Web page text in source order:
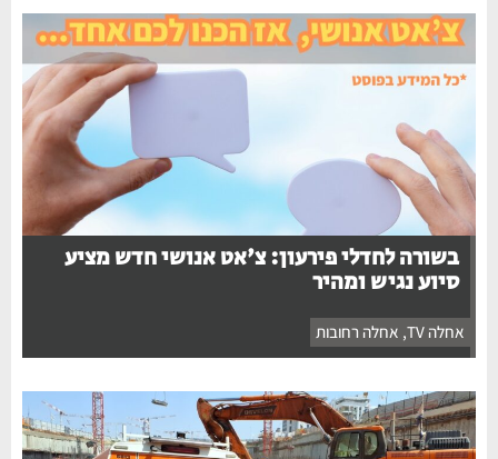
בשורה לחדלי פירעון: צ'אט אנושי חדש מציע
סיוע נגיש ומהיר
אחלה TV , אחלה רחובות